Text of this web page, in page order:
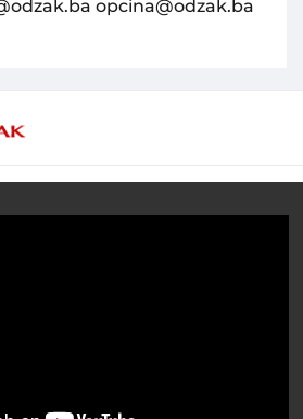
opcina@odzak.ba